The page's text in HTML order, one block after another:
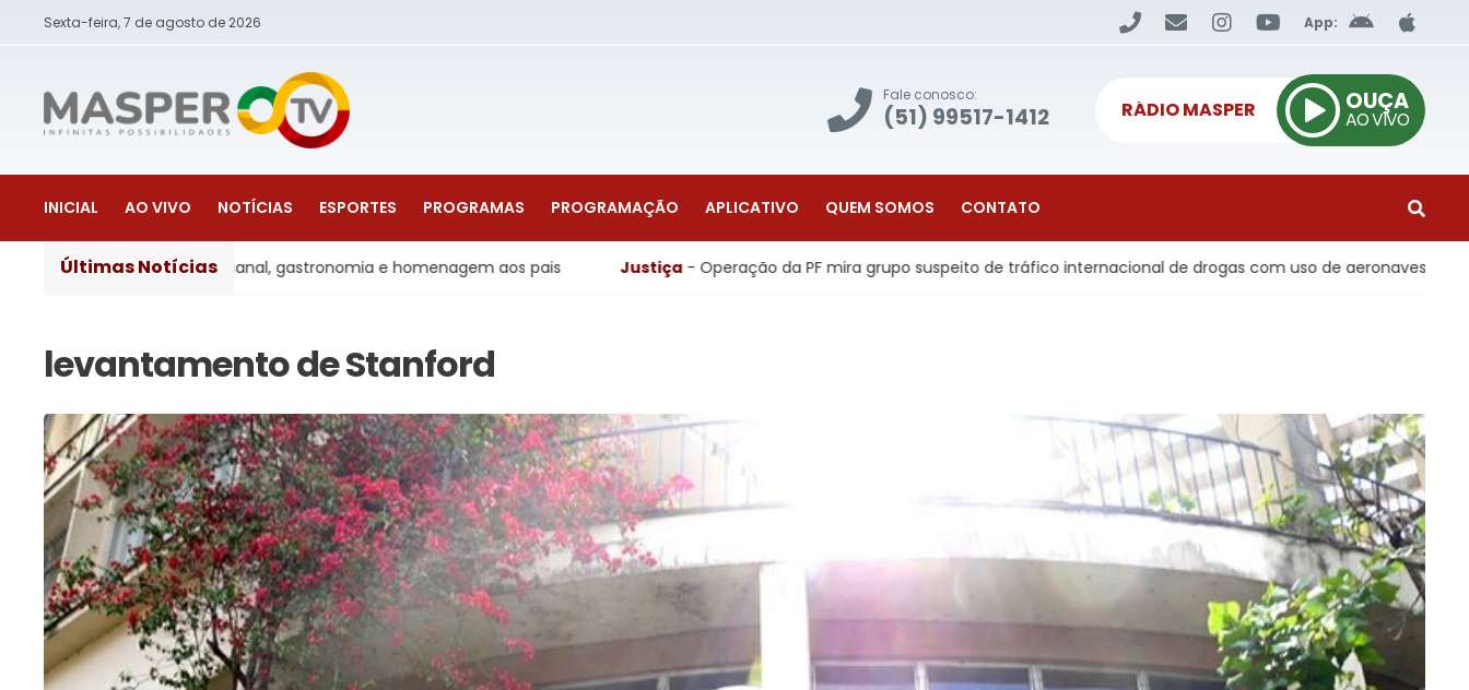
Sexta-feira, 7 de agosto de 2026 App:
Fale conosco:
(51) 99517-1412 RÁDIO MASPER OUÇA
AO VIVO
INICIAL AO VIVO NOTÍCIAS ESPORTES PROGRAMAS PROGRAMAÇÃO APLICATIVO QUEM SOMOS CONTATO
Últimas Notícias
artesanal, gastronomia e homenagem aos pais Justiça- Operação da PF mira grupo suspeito de tráfico internacional de drogas com uso de aeronaves Economia-